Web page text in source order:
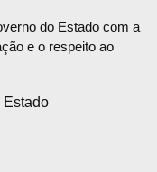
do Estado com a
e o respeito ao